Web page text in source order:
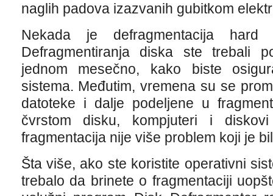
naglih padova izazvanih gubitkom
Nekada je defragmentacija
Defragmentiranja diska ste trebali
jednom mesečno, kako biste
sistema. Međutim, vremena su se
datoteke i dalje podeljene u
čvrstom disku, kompjuteri i
fragmentacija nije više problem koji je
Šta više, ako ste koristite operativni
trebalo da brinete o fragmentaciji